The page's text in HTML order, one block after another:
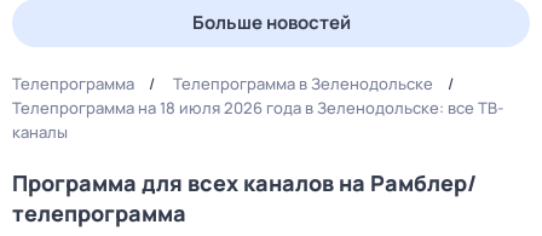
Больше новостей
Телепрограмма
Телепрограмма в Зеленодольске
Телепрограмма на 18 июля 2026 года в Зеленодольске: все ТВ-
каналы
Программа для всех каналов на Рамблер/
телепрограмма